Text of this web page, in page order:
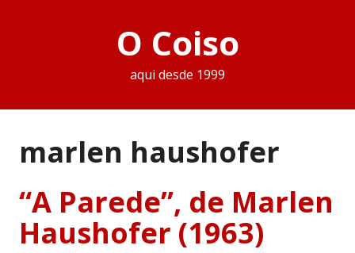
O Coiso
aqui desde 1999
marlen haushofer
“A Parede”, de Marlen
Haushofer (1963)